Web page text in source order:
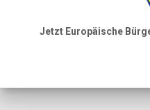
Jetzt Europäische